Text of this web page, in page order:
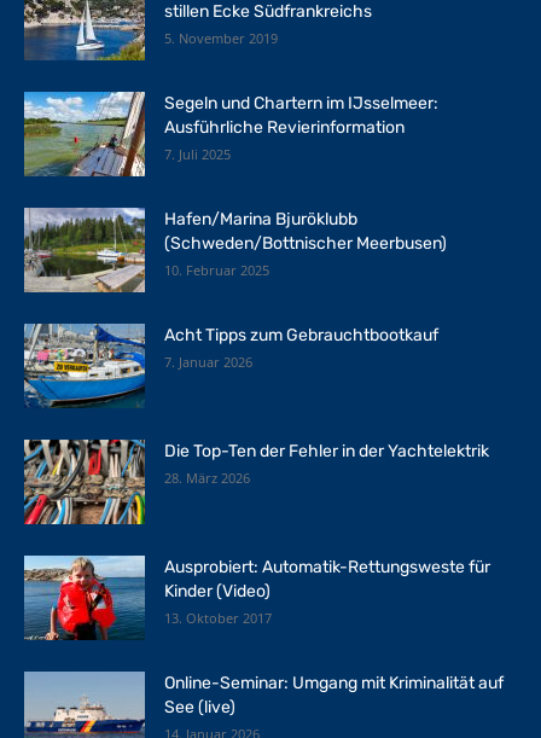
stillen Ecke Südfrankreichs
5. November 2019
Segeln und Chartern im IJsselmeer:
Ausführliche Revierinformation
7. Juli 2025
Hafen/Marina Bjuröklubb
(Schweden/Bottnischer Meerbusen)
10. Februar 2025
Acht Tipps zum Gebrauchtbootkauf
7. Januar 2026
Die Top-Ten der Fehler in der Yachtelektrik
28. März 2026
Ausprobiert: Automatik-Rettungsweste für
Kinder (Video)
13. Oktober 2017
Online-Seminar: Umgang mit Kriminalität auf
See (live)
14. Januar 2026